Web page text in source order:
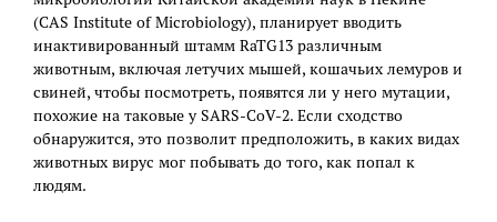
(CAS Institute of Microbiology), планирует вводить
инактивированный штамм RaTG13 различным
животным, включая летучих мышей, кошачьих лемуров и
свиней, чтобы посмотреть, появятся ли у него мутации,
похожие на таковые у SARS-CoV-2. Если сходство
обнаружится, это позволит предположить, в каких видах
животных вирус мог побывать до того, как попал к
людям.